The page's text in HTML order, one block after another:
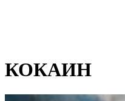
КОКАИН